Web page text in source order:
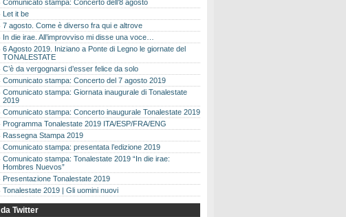
Comunicato stampa: Concerto dell’8 agosto
Let it be
7 agosto. Come è diverso fra qui e altrove
In die irae. All’improvviso mi disse una voce…
6 Agosto 2019. Iniziano a Ponte di Legno le giornate del
TONALESTATE
C’è da vergognarsi d’esser felice da solo
Comunicato stampa: Concerto del 7 agosto 2019
Comunicato stampa: Giornata inaugurale di Tonalestate
2019
Comunicato stampa: Concerto inaugurale Tonalestate 2019
Programma Tonalestate 2019 ITA/ESP/FRA/ENG
Rassegna Stampa 2019
Comunicato stampa: presentata l’edizione 2019
Comunicato stampa: Tonalestate 2019 “In die irae:
Hombres Nuevos”
Presentazione Tonalestate 2019
Tonalestate 2019 | Gli uomini nuovi
da Twitter